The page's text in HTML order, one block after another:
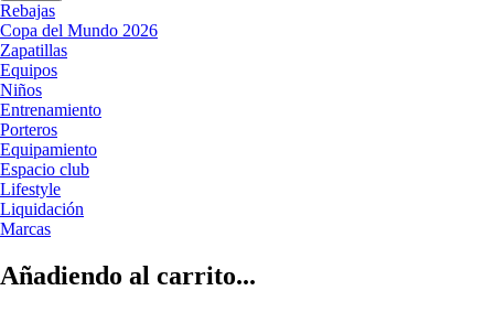
Rebajas
Copa del Mundo 2026
Zapatillas
Equipos
Niños
Entrenamiento
Porteros
Equipamiento
Espacio club
Lifestyle
Liquidación
Marcas
Añadiendo al carrito...